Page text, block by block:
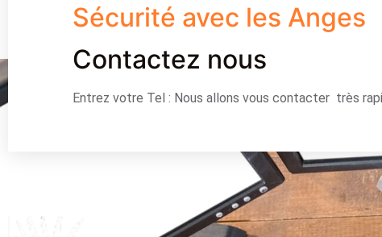
Sécurité avec les Anges
Contactez nous
Entrez votre Tel : Nous allons vous contacter très